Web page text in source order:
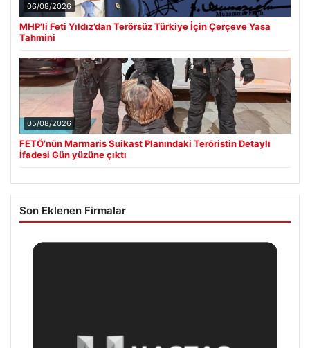
06/08/2026
MHP’li Feti Yıldız’dan Terörsüz Türkiye İçin Çerçeve Yasa
Tahmini
05/08/2026
FETÖ’nün Marmaris Suikast Planındaki Teröristin Detaylı
İfadesi Gün yüzüne çıktı
Son Eklenen Firmalar